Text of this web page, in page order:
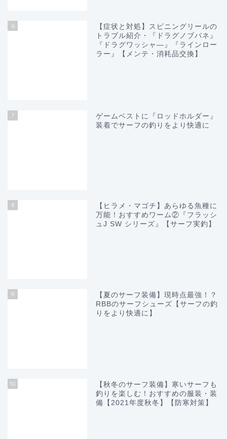
6
【症状と対処】スピニングリールの
トラブル紹介・『ドラグノブバネ』
『ドラグワッシャ―』『ラインロー
ラー』【メンテ・消耗品交換】
7
ゲームベストに『ロッドホルダー』
装着でサーフの釣りをより快適に
8
【ヒラメ・マゴチ】あらゆる魚種に
万能！おすすめワーム②『フラッシ
ュJ SW シリーズ』【サーフ実釣】
9
【夏のサーフ装備】現時点最強！？
RBBのサーフシューズ【サーフの釣
りをより快適に】
10
【秋冬のサーフ装備】寒いサーフも
釣りを楽しむ！おすすめの服装・装
備【2021年度秋冬】【防寒対策】